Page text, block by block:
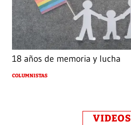
18 años de memoria y lucha
COLUMNISTAS
VIDEOS